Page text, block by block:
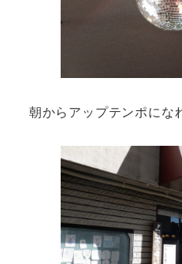
朝からアップテンポに